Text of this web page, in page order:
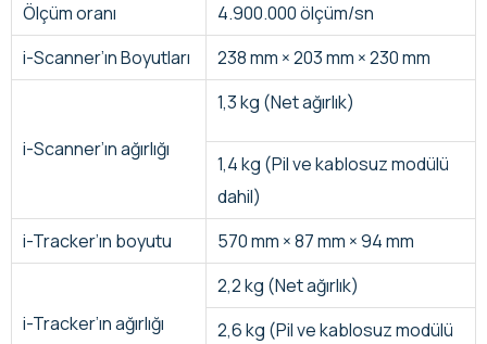
Ölçüm oranı
4.900.000 ölçüm/sn
i-Scanner’ın Boyutları
238 mm × 203 mm × 230 mm
i-Scanner’ın ağırlığı
1,3 kg (Net ağırlık)
1,4 kg (Pil ve kablosuz modülü
dahil)
i-Tracker’ın boyutu
570 mm × 87 mm × 94 mm
i-Tracker’ın ağırlığı
2,2 kg (Net ağırlık)
2,6 kg (Pil ve kablosuz modülü